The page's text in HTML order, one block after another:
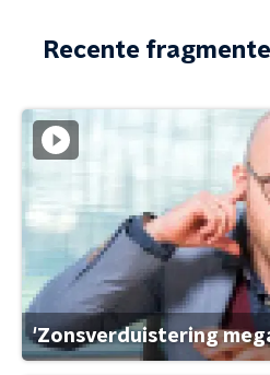
Recente
'Zonsverduistering